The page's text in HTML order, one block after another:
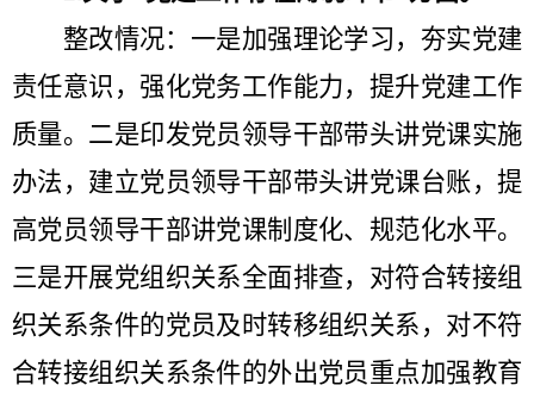
整改情况：一是加强理论学习 ，夯实党建
责任意识，强化党务工作能力，提升党建工作
质量。 二是印发党员领导干部带头讲党课实施
办法，建立党员领导干部带头讲党课台账， 提
高党员领导干部讲党课制度化、规范化水平。
三是开展党组织关系全面排查，对符合转接组
织关系条件的党员及时转移组织关系，对不符
合转接组织关系条件的外出党员重点加强教育